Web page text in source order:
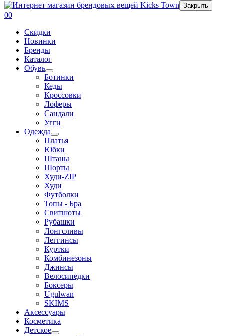
Закрыть
00
Скидки
Новинки
Бренды
Каталог
Обувь
Ботинки
Кеды
Кроссовки
Лоферы
Сандали
Угги
Одежда
Платья
Юбки
Штаны
Шорты
Худи-ZIP
Худи
Футболки
Топы - Бра
Свитшоты
Рубашки
Лонгсливы
Леггинсы
Куртки
Комбинезоны
Джинсы
Велосипедки
Боксеры
Ugulwan
SKIMS
Аксессуары
Косметика
Детское